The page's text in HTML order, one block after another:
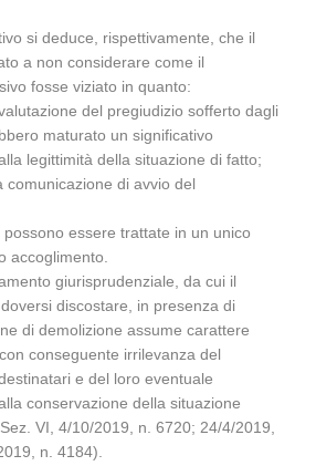
si deduce, rispettivamente, che il
a non considerare come il
fosse viziato in quanto:
del pregiudizio sofferto dagli
maturato un significativo
legittimità della situazione di fatto;
comunicazione di avvio del
essere trattate in un unico
accoglimento.
giurisprudenziale, da cui il
discostare, in presenza di
di demolizione assume carattere
conseguente irrilevanza del
e del loro eventuale
conservazione della situazione
VI, 4/10/2019, n. 6720; 24/4/2019,
n. 4184).